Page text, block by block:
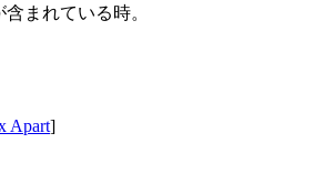
含まれている時。
Apart]